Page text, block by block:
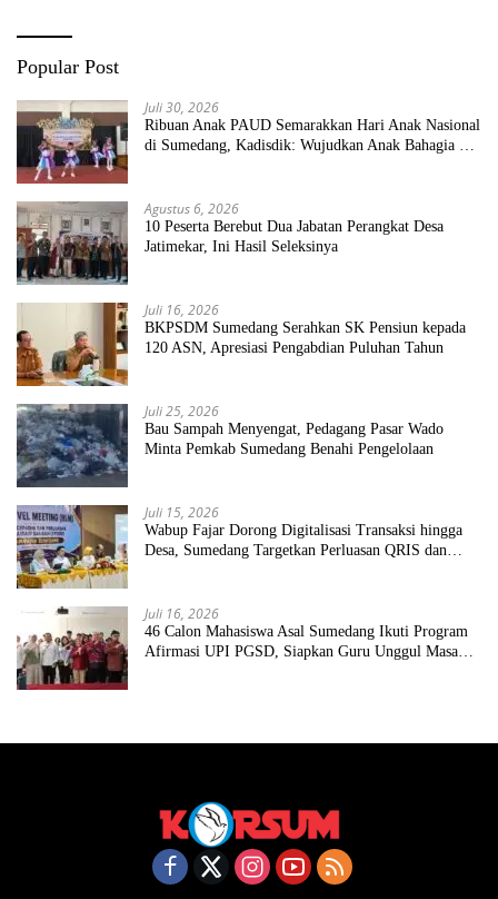
Popular Post
Juli 30, 2026
Ribuan Anak PAUD Semarakkan Hari Anak Nasional
di Sumedang, Kadisdik: Wujudkan Anak Bahagia dan
Agustus 6, 2026
10 Peserta Berebut Dua Jabatan Perangkat Desa
Jatimekar, Ini Hasil Seleksinya
Juli 16, 2026
BKPSDM Sumedang Serahkan SK Pensiun kepada
120 ASN, Apresiasi Pengabdian Puluhan Tahun
Juli 25, 2026
Bau Sampah Menyengat, Pedagang Pasar Wado
Minta Pemkab Sumedang Benahi Pengelolaan
Juli 15, 2026
Wabup Fajar Dorong Digitalisasi Transaksi hingga
Desa, Sumedang Targetkan Perluasan QRIS dan
Juli 16, 2026
46 Calon Mahasiswa Asal Sumedang Ikuti Program
Afirmasi UPI PGSD, Siapkan Guru Unggul Masa